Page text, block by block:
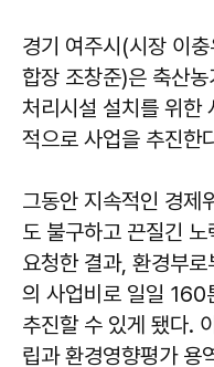
경기 여주시(시장 이
합장 조창준)은 축산
처리시설 설치를 위
적으로 사업을 추진한
그동안 지속적인 경제
도 불구하고 끈질긴
요청한 결과, 환경부
의 사업비로 일일 160
추진할 수 있게 됐다.
립과 환경영향평가